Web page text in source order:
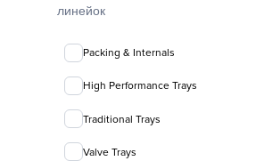
линейок
Packing & Internals
High Performance Trays
Traditional Trays
Valve Trays